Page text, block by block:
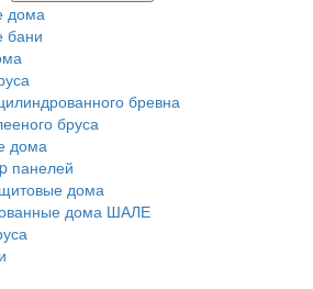
дома
бани
бревна
бруса
дома
панелей
дома
дома ШАЛЕ